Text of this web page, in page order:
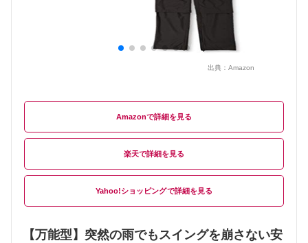
出典： Amazon
Amazon
楽天
Yahoo!ショッピング
【万能型】突然の雨でもスイングを崩さない安